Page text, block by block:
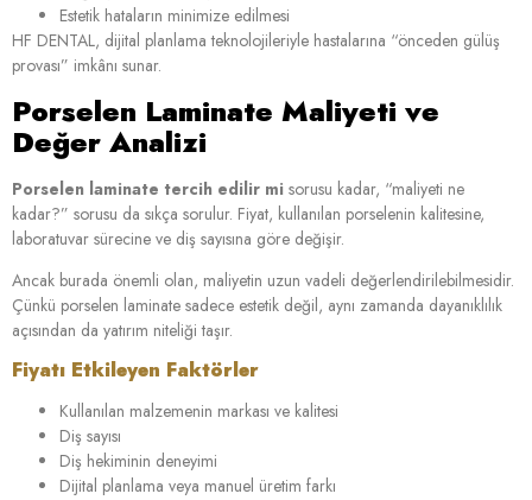
Estetik hataların minimize edilmesi
HF DENTAL, dijital planlama teknolojileriyle hastalarına “önceden gülüş
provası” imkânı sunar.
Porselen Laminate Maliyeti ve
Değer Analizi
Porselen laminate tercih edilir mi sorusu kadar, “maliyeti ne
kadar?” sorusu da sıkça sorulur. Fiyat, kullanılan porselenin kalitesine,
laboratuvar sürecine ve diş sayısına göre değişir.
Ancak burada önemli olan, maliyetin uzun vadeli değerlendirilebilmesidir.
Çünkü porselen laminate sadece estetik değil, aynı zamanda dayanıklılık
açısından da yatırım niteliği taşır.
Fiyatı Etkileyen Faktörler
Kullanılan malzemenin markası ve kalitesi
Diş sayısı
Diş hekiminin deneyimi
Dijital planlama veya manuel üretim farkı